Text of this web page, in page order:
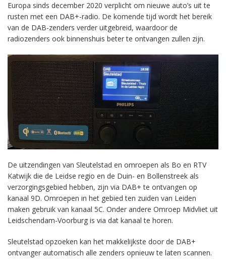
Europa sinds december 2020 verplicht om nieuwe auto’s uit te
rusten met een DAB+-radio. De komende tijd wordt het bereik
van de DAB-zenders verder uitgebreid, waardoor de
radiozenders ook binnenshuis beter te ontvangen zullen zijn.
De uitzendingen van Sleutelstad en omroepen als Bo en RTV
Katwijk die de Leidse regio en de Duin- en Bollenstreek als
verzorgingsgebied hebben, zijn via DAB+ te ontvangen op
kanaal 9D. Omroepen in het gebied ten zuiden van Leiden
maken gebruik van kanaal 5C. Onder andere Omroep Midvliet uit
Leidschendam-Voorburg is via dat kanaal te horen.
Sleutelstad opzoeken kan het makkelijkste door de DAB+
ontvanger automatisch alle zenders opnieuw te laten scannen.